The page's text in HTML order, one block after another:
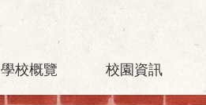
學校概覽 校園資訊